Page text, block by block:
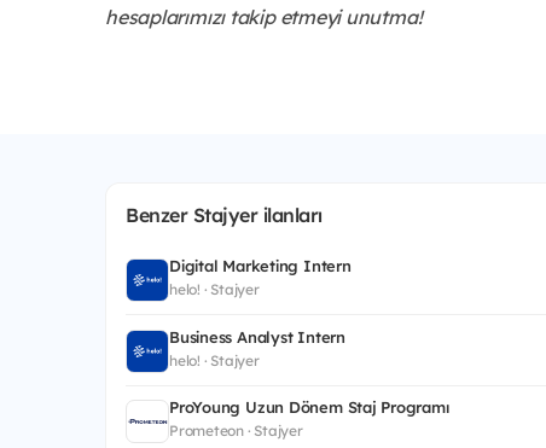
hesaplarımızı takip etmeyi unutma!
Benzer Stajyer ilanları
Digital Marketing Intern
helo! · Stajyer
Business Analyst Intern
helo! · Stajyer
ProYoung Uzun Dönem Staj Programı
Prometeon · Stajyer